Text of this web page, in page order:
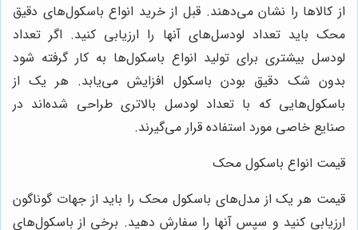
از کالاها را نشان می‌دهند. قبل از خرید انواع باسکول‌های دقیق
محک باید تعداد لودسل‌های آنها را ارزیابی کنید. اگر تعداد
لودسل بیشتری برای تولید انواع باسکول‌ها به کار گرفته شود
بدون شک دقیق بودن باسکول افزایش می‌یابد. هر یک از
باسکول‌هایی که با تعداد لودسل بالاتری طراحی شده‌اند در
صنایع خاصی مورد استفاده قرار می‌گیرند.
قیمت انواع باسکول محک
قیمت هر یک از مدل‌های باسکول محک را باید از جهات گوناگون
ارزیابی کنید و سپس آنها را سفارش دهید. برخی از باسکول‌های